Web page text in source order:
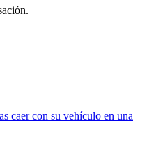
caer con su vehículo en una